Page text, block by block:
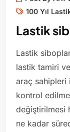
100 Yıl
Lastik
Lastik
lastik tamiri
araç sahipleri
kontrol
değiştirilmesi
ne kadar